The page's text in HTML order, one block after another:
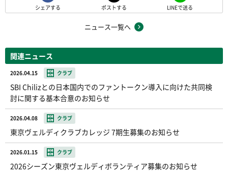
シェアする ポストする LINEで送る
ニュース一覧へ
関連ニュース
2026.04.15 クラブ
SBI Chilizとの日本国内でのファントークン導入に向けた共同検
討に関する基本合意のお知らせ
2026.04.08 クラブ
東京ヴェルディクラブカレッジ 7期生募集のお知らせ
2026.01.15 クラブ
2026シーズン東京ヴェルディボランティア募集のお知らせ